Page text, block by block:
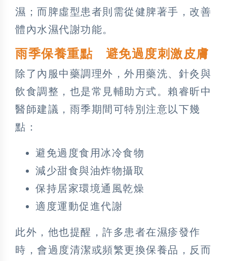
濕；而脾虛型患者則需從健脾著手，改善
體內水濕代謝功能。
雨季保養重點 避免過度刺激皮膚
除了內服中藥調理外，外用藥洗、針灸與
飲食調整，也是常見輔助方式。賴睿昕中
醫師建議，雨季期間可特別注意以下幾
點：
避免過度食用冰冷食物
減少甜食與油炸物攝取
保持居家環境通風乾燥
適度運動促進代謝
此外，他也提醒，許多患者在濕疹發作
時，會過度清潔或頻繁更換保養品，反而